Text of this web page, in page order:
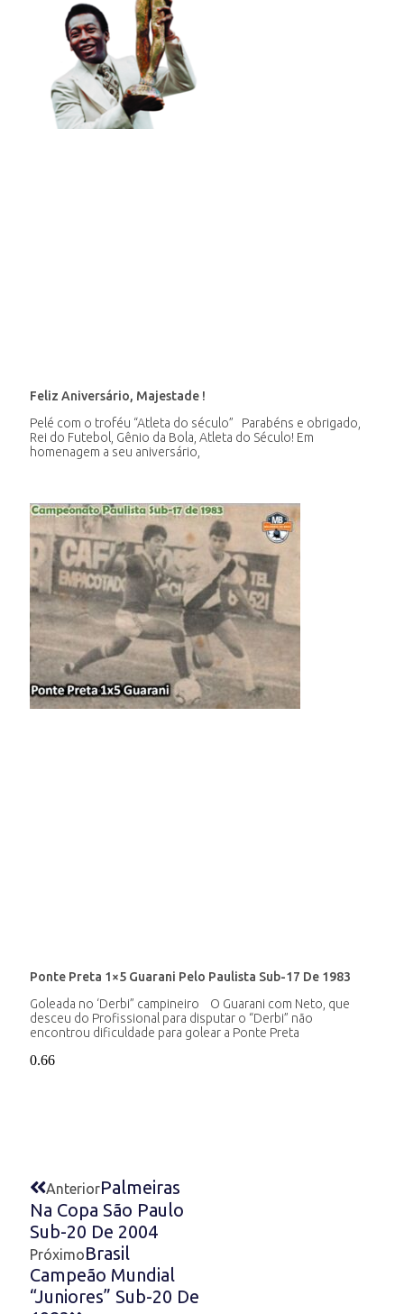
Feliz Aniversário, Majestade !
Pelé com o troféu “Atleta do século” Parabéns e obrigado,
Rei do Futebol, Gênio da Bola, Atleta do Século! Em
homenagem a seu aniversário,
Ponte Preta 1×5 Guarani Pelo Paulista Sub-17 De 1983
Goleada no ‘Derbi” campineiro O Guarani com Neto, que
desceu do Profissional para disputar o “Derbi” não
encontrou dificuldade para golear a Ponte Preta
AnteriorPalmeiras
Na Copa São Paulo
Sub-20 De 2004
PróximoBrasil
Campeão Mundial
“Juniores” Sub-20 De